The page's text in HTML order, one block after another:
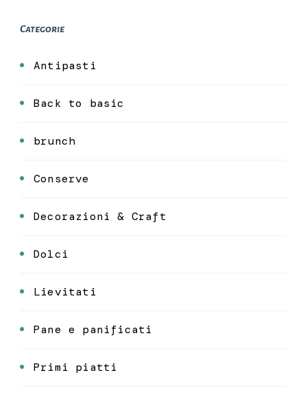
Categorie
Antipasti
Back to basic
brunch
Conserve
Decorazioni & Craft
Dolci
Lievitati
Pane e panificati
Primi piatti